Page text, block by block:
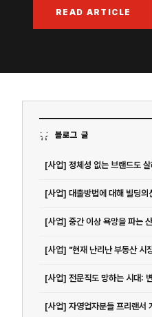
READ ARTICLE
블로그 글
[사업] 대출방법에 대해 빌딩의
[사업] 중간 이상 욕망을 파는
[사업] "현재 난리난 부동산 시
[사업] 자영업자분들 프리랜서